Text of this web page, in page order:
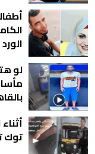
الورد
لو
توك